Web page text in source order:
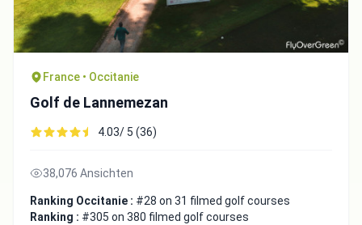
France • Occitanie
Golf de Lannemezan
4.03/ 5 (36)
38,076 Ansichten
Ranking Occitanie : #28 on 31 filmed golf courses
Ranking : #305 on 380 filmed golf courses